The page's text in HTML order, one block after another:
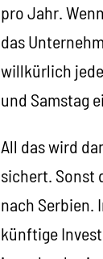
pro Jahr.
das
willkürlich
und Samstag
All das wird
sichert. Sonst
nach Serbien.
künftige